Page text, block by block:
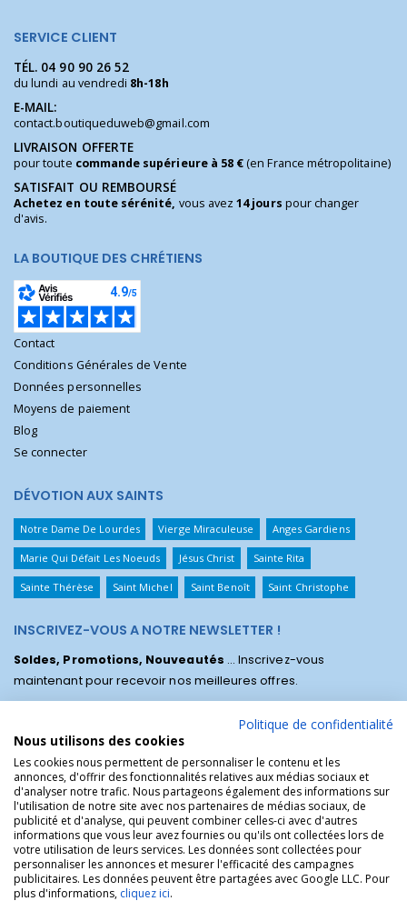
SERVICE CLIENT
TÉL. 04 90 90 26 52
du lundi au vendredi 8h-18h
E-MAIL:
contact.boutiqueduweb@gmail.com
LIVRAISON OFFERTE
pour toute commande supérieure à 58 €(en France métropolitaine)
SATISFAIT OU REMBOURSÉ
Achetez en toute sérénité, vous avez14 jours pour changer
d'avis.
LA BOUTIQUE DES CHRÉTIENS
Contact
Conditions Générales de Vente
Données personnelles
Moyens de paiement
Blog
Se connecter
DÉVOTION AUX SAINTS
Notre Dame De Lourdes Vierge Miraculeuse Anges Gardiens
Marie Qui Défait Les Noeuds Jésus Christ Sainte Rita
Sainte Thérèse Saint Michel Saint Benoît Saint Christophe
INSCRIVEZ-VOUS A NOTRE NEWSLETTER !
Soldes, Promotions, Nouveautés ... Inscrivez-vous
maintenant pour recevoir nos meilleures offres.
La Boutique des Chrétiens © | La boutique religieuse chrétienne de
référence !.
Politique de confidentialité
Nous utilisons des cookies
Les cookies nous permettent de personnaliser le contenu et les
annonces, d'offrir des fonctionnalités relatives aux médias sociaux et
d'analyser notre trafic. Nous partageons également des informations sur
l'utilisation de notre site avec nos partenaires de médias sociaux, de
publicité et d'analyse, qui peuvent combiner celles-ci avec d'autres
informations que vous leur avez fournies ou qu'ils ont collectées lors de
votre utilisation de leurs services. Les données sont collectées pour
personnaliser les annonces et mesurer l'efficacité des campagnes
publicitaires. Les données peuvent être partagées avec Google LLC. Pour
plus d'informations, cliquez ici.